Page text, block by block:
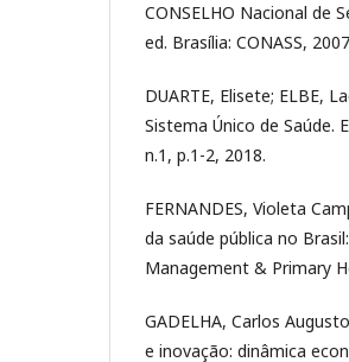
CONSELHO Nacional de
ed. Brasília: CONASS,
DUARTE, Elisete; ELBE,
Sistema Único de Saúde.
n.1, p.1-2, 2018.
FERNANDES, Violeta
da saúde pública no
Management & Primary
GADELHA, Carlos
e inovação: dinâmica